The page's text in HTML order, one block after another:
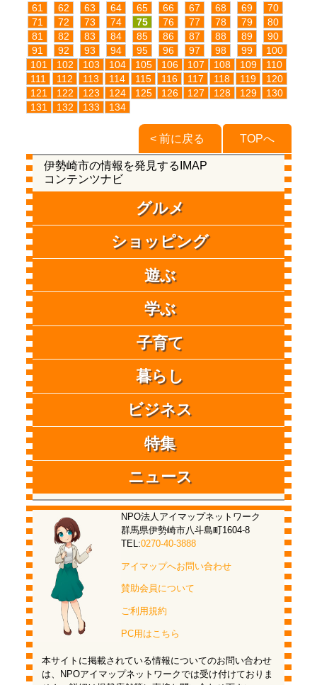
61
62 63 64 65 66 67 68 69
70
71
72 73 74 75 76 77 78 79
80
81
82 83 84 85 86 87 88 89
90
91
92 93 94 95 96 97 98 99
100
101
102 103 104 105 106 107 108 109
110
111
112 113 114 115 116 117 118 119
120
121
122 123 124 125 126 127 128 129
130
131
132 133 134
TOPへ
< 前に戻る
伊勢崎市の情報を発見するIMAP
コンテンツナビ
グルメ
ショッピング
遊ぶ
学ぶ
子育て
暮らし
ビジネス
特集
ニュース
NPO法人アイマップネットワーク
群馬県伊勢崎市八斗島町1604-8
TEL:0270-40-3888
アイマップへお問い合わせ
賛助会員について
ご利用規約
PC用はこちら
本サイトに掲載されている情報についてのお問い合わせ
は、NPOアイマップネットワークでは受け付けておりま